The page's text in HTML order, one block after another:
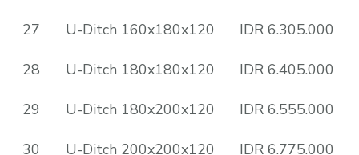
27 U-Ditch 160x180x120 IDR 6.305.000
28 U-Ditch 180x180x120 IDR 6.405.000
29 U-Ditch 180x200x120 IDR 6.555.000
30 U-Ditch 200x200x120 IDR 6.775.000